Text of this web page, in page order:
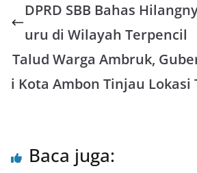
t
p
p
e
e
o
o
k
t
r
i
r
DPRD SBB Bahas
uru di Wilayah Terpencil
Talud Warga Ambruk,
i Kota Ambon Tinjau Lokasi
Baca juga: